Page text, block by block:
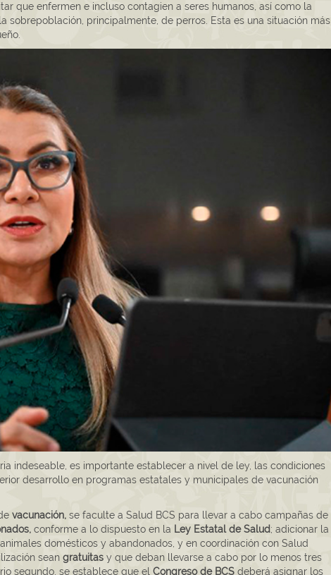
que enfermen e incluso contagien a seres humanos, así como la
sobrepoblación, principalmente, de perros. Esta es una situación más
indeseable, es importante establecer a nivel de ley, las condiciones
desarrollo en programas estatales y municipales de vacunación
vacunación, se faculte a Salud BCS para llevar a cabo campañas de
conforme a lo dispuesto en la Ley Estatal de Salud; adicionar la
domésticos y abandonados, y en coordinación con Salud
sean gratuitas y que deban llevarse a cabo por lo menos tres
segundo, se establece que el Congreso de BCS deberá asignar los